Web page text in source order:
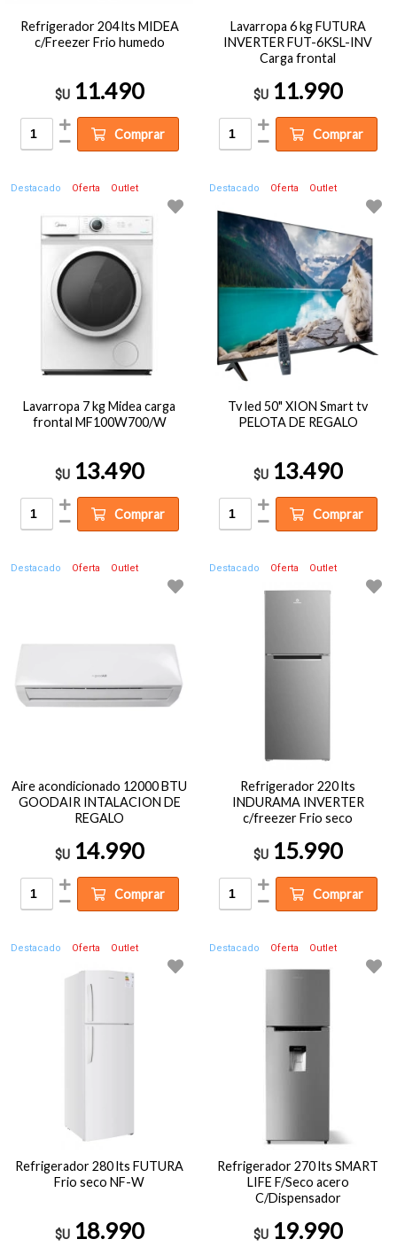
Refrigerador 204 lts MIDEA
c/Freezer Frio humedo
$U 11.490
Comprar
Lavarropa 6 kg FUTURA
INVERTER FUT-6KSL-INV
Carga frontal
$U 11.990
Comprar
Destacado Oferta Outlet
Lavarropa 7 kg Midea carga
frontal MF100W700/W
$U 13.490
Comprar
Destacado Oferta Outlet
Tv led 50" XION Smart tv
PELOTA DE REGALO
$U 13.490
Comprar
Destacado Oferta Outlet
Aire acondicionado 12000 BTU
GOODAIR INTALACION DE
REGALO
$U 14.990
Comprar
Destacado Oferta Outlet
Refrigerador 220 lts
INDURAMA INVERTER
c/freezer Frio seco
$U 15.990
Comprar
Destacado Oferta Outlet
Refrigerador 280 lts FUTURA
Frio seco NF-W
$U 18.990
Destacado Oferta Outlet
Refrigerador 270 lts SMART
LIFE F/Seco acero
C/Dispensador
$U 19.990